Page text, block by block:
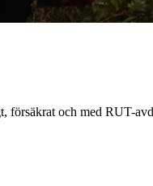
försäkrat och med RUT-